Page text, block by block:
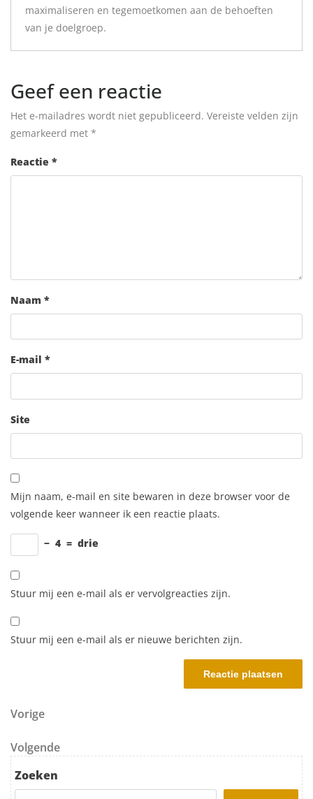
maximaliseren en tegemoetkomen aan de behoeften
van je doelgroep.
Geef een reactie
Het e-mailadres wordt niet gepubliceerd. Vereiste velden zijn
gemarkeerd met *
Reactie *
Naam *
E-mail *
Site
Mijn naam, e-mail en site bewaren in deze browser voor de
volgende keer wanneer ik een reactie plaats.
− 4 = drie
Stuur mij een e-mail als er vervolgreacties zijn.
Stuur mij een e-mail als er nieuwe berichten zijn.
Berichtnavigatie
Vorig bericht
Vorige
Volgend bericht
Volgende
Zoeken